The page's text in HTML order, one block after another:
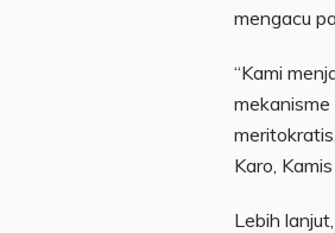
mengacu
“Kami
Karo,
Lebih